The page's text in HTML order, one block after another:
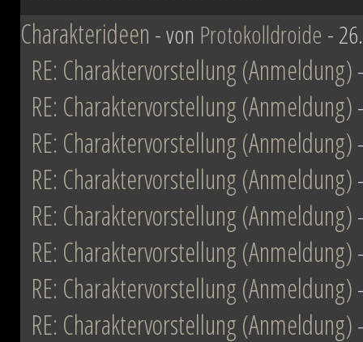
Eindruck einer erneuten
sichert sich Vesperum die Loyalität
Vernichtung aller Dissidenten und
Düstere Zeiten ziehen auf.
Schlacht von Endor noch den
nun in weiter Ferne. Der Entscheid
fallen und niemand vermag auch
Planeten aussehen wird....
Charakterideen - von Protokolldroide -
RE: Charaktervorstellung (Anmeldung)
RE: Charaktervorstellung (Anmeldung)
RE: Charaktervorstellung (Anmeldung)
RE: Charaktervorstellung (Anmeldung)
RE: Charaktervorstellung (Anmeldung)
RE: Charaktervorstellung (Anmeldung)
RE: Charaktervorstellung (Anmeldung)
RE: Charaktervorstellung (Anmeldung)